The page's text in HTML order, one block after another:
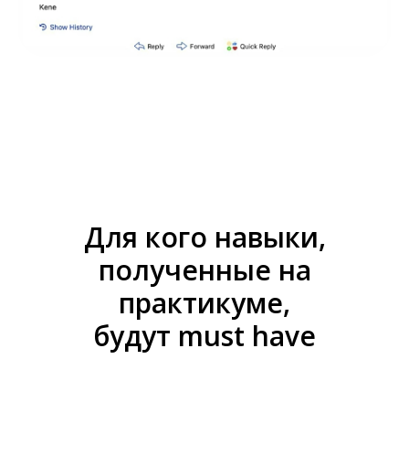
Для кого навыки,
полученные на
практикуме,
будут must have